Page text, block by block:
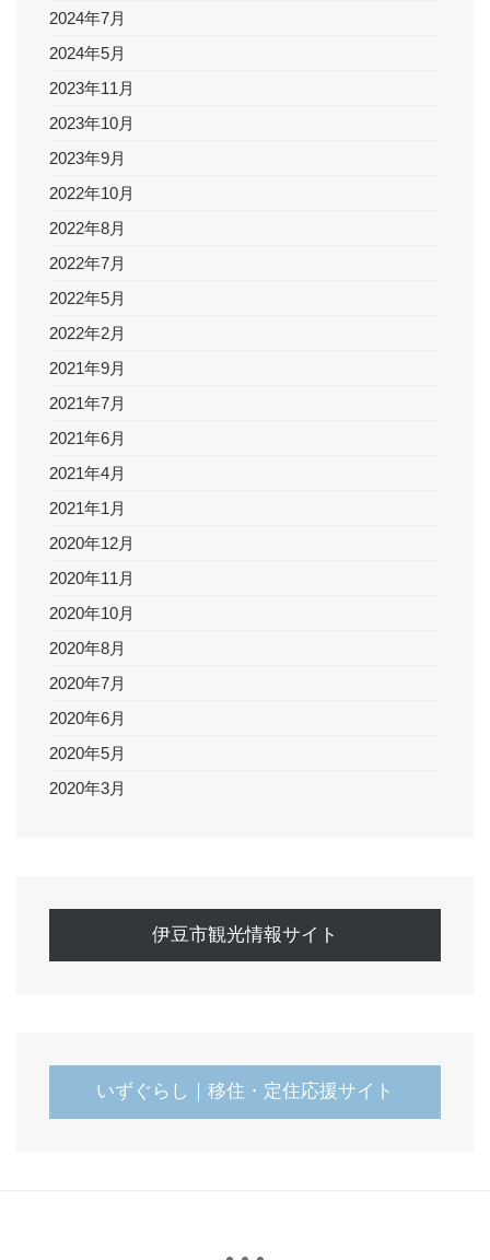
2024年7月
2024年5月
2023年11月
2023年10月
2023年9月
2022年10月
2022年8月
2022年7月
2022年5月
2022年2月
2021年9月
2021年7月
2021年6月
2021年4月
2021年1月
2020年12月
2020年11月
2020年10月
2020年8月
2020年7月
2020年6月
2020年5月
2020年3月
伊豆市観光情報サイト
いずぐらし｜移住・定住応援サイト